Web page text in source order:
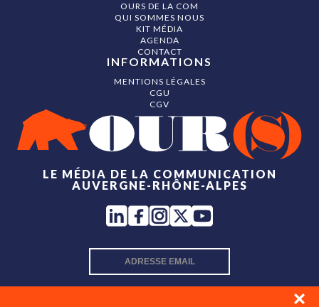
LE MÉDIA DE LA COMMUNICATION
AUVERGNE-RHÔNE-ALPES
OURS DE LA COM
QUI SOMMES NOUS
KIT MÉDIA
AGENDA
CONTACT
INFORMATIONS
MENTIONS LÉGALES
CGU
CGV